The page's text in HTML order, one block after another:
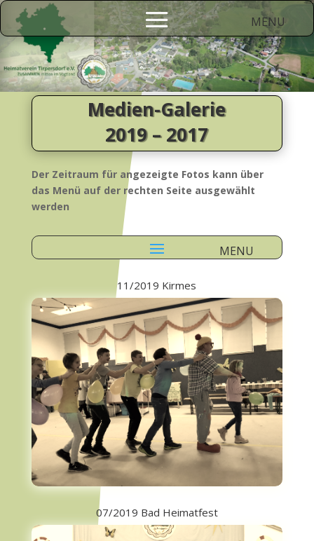
Medien-Galerie
2019 – 2017
Der Zeitraum für angezeigte Fotos kann über
das Menü auf der rechten Seite ausgewählt
werden
11/2019 Kirmes
07/2019 Bad Heimatfest